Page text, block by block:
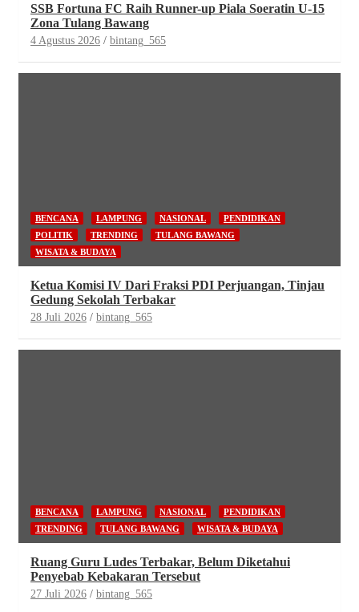
SSB Fortuna FC Raih Runner-up Piala Soeratin U-15
Zona Tulang Bawang
4 Agustus 2026 bintang_565
BENCANA LAMPUNG NASIONAL
PENDIDIKAN
POLITIK
TRENDING
TULANG BAWANG
WISATA & BUDAYA
Ketua Komisi IV Dari Fraksi PDI Perjuangan, Tinjau
Gedung Sekolah Terbakar
28 Juli 2026 bintang_565
BENCANA LAMPUNG NASIONAL
PENDIDIKAN
TRENDING
TULANG BAWANG WISATA & BUDAYA
Ruang Guru Ludes Terbakar, Belum Diketahui
Penyebab Kebakaran Tersebut
27 Juli 2026 bintang_565